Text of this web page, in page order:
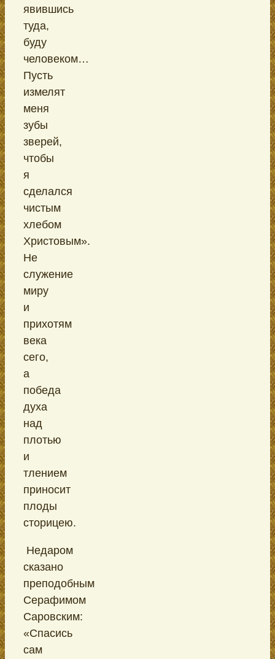
явившись
туда,
буду
человеком…
Пусть
измелят
меня
зубы
зверей,
чтобы
я
сделался
чистым
хлебом
Христовым».
Не
служение
миру
и
прихотям
века
сего,
а
победа
духа
над
плотью
и
тлением
приносит
плоды
сторицею.
Недаром
сказано
преподобным
Серафимом
Саровским:
«Спасись
сам